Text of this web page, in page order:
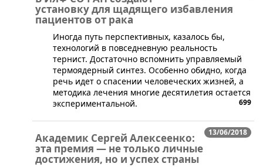
установку для щадящего избавления
пациентов от рака
Иногда путь перспективных, казалось бы,
технологий в повседневную реальность
тернист. Достаточно вспомнить управляемый
термоядерный синтез. Особенно обидно, когда
речь идет о спасении человеческих жизней, а
методика лечения многие десятилетия остается
экспериментальной.
699
13/06/2018
Академик Сергей Алексеенко:
эта премия — не только личные
достижения, но и успех страны